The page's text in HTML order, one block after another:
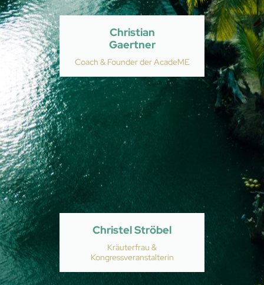
Christian
Gaertner
Coach & Founder der AcadeME
Christel Ströbel
Kräuterfrau &
Kongressveranstalterin